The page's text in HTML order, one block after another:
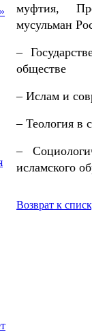
муфтия,
мусульман
–
обществе
– Ислам и
– Теология в
–
исламского
Возврат к